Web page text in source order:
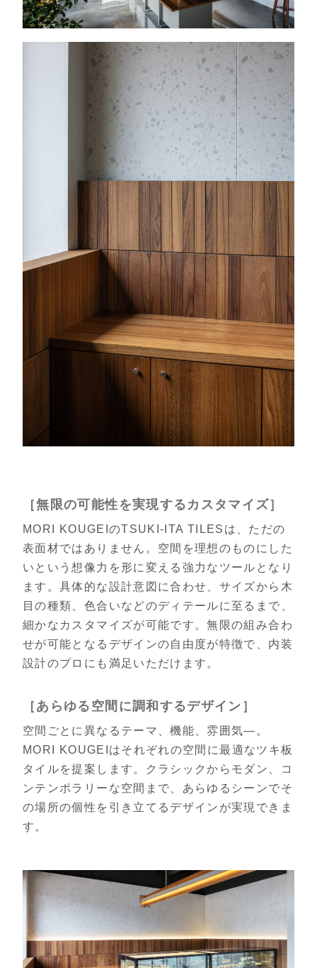
［無限の可能性を実現するカスタマイズ］
MORI KOUGEIのTSUKI-ITA TILESは、ただの
表面材ではありません。空間を理想のものにした
いという想像力を形に変える強力なツールとなり
ます。具体的な設計意図に合わせ、サイズから木
目の種類、色合いなどのディテールに至るまで、
細かなカスタマイズが可能です。無限の組み合わ
せが可能となるデザインの自由度が特徴で、内装
設計のプロにも満足いただけます。
［あらゆる空間に調和するデザイン］
空間ごとに異なるテーマ、機能、雰囲気—。
MORI KOUGEIはそれぞれの空間に最適なツキ板
タイルを提案します。クラシックからモダン、コ
ンテンポラリーな空間まで、あらゆるシーンでそ
の場所の個性を引き立てるデザインが実現できま
す。